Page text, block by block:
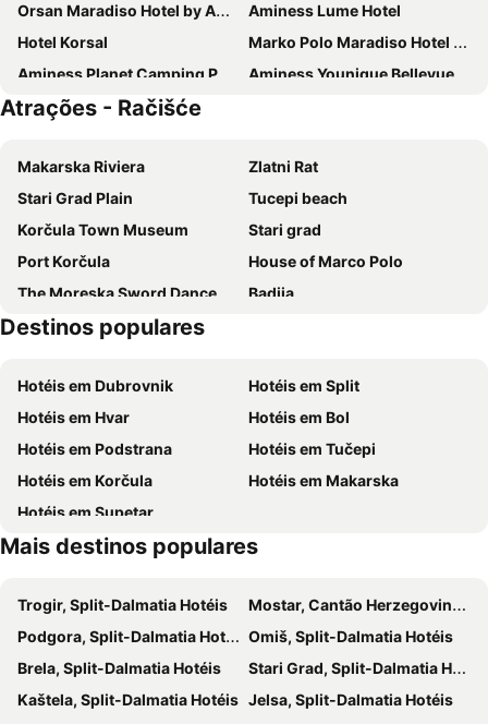
Orsan Maradiso Hotel by Aminess
Aminess Lume Hotel
Hotel Korsal
Marko Polo Maradiso Hotel by Aminess
Aminess Planet Camping Port9 Holiday Homes
Aminess Younique Bellevue Hotel
Hotel Lumbarda
Sirena Korčula
Apartments Bosnic
Kis Residence
Aminess Younique Korcula Heritage Hotel
Hotel Liburna
Lulak Studio Apartments
Hotel Borik
Atrações - Račišće
Makarska Riviera
Zlatni Rat
Stari Grad Plain
Tucepi beach
Korčula Town Museum
Stari grad
Port Korčula
House of Marco Polo
The Moreska Sword Dance
Badija
Orebic beach
Tucepi Promenade
Vrboska
Bol Airport
Destinos populares
Hotéis em Dubrovnik
Hotéis em Split
Hotéis em Hvar
Hotéis em Bol
Hotéis em Podstrana
Hotéis em Tučepi
Hotéis em Korčula
Hotéis em Makarska
Hotéis em Supetar
Mais destinos populares
Trogir, Split-Dalmatia Hotéis
Mostar, Cantão Herzegovina-Neretva Hotéis
Podgora, Split-Dalmatia Hotéis
Omiš, Split-Dalmatia Hotéis
Brela, Split-Dalmatia Hotéis
Stari Grad, Split-Dalmatia Hotéis
Kaštela, Split-Dalmatia Hotéis Jelsa, Split-Dalmatia Hotéis